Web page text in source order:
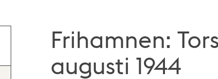
Frihamnen:
augusti 1944